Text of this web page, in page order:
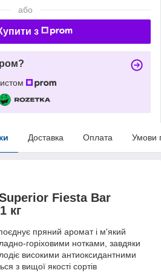
або
з
Доставка Оплата Умови
Fiesta Bar
кг
пряний аромат і м'який
горіховими нотками, завдяки
високими антиоксидантними
з вищої якості сортів